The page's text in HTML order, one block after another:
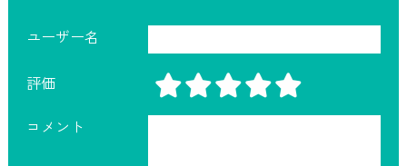
ユーザー名
評価
コメント